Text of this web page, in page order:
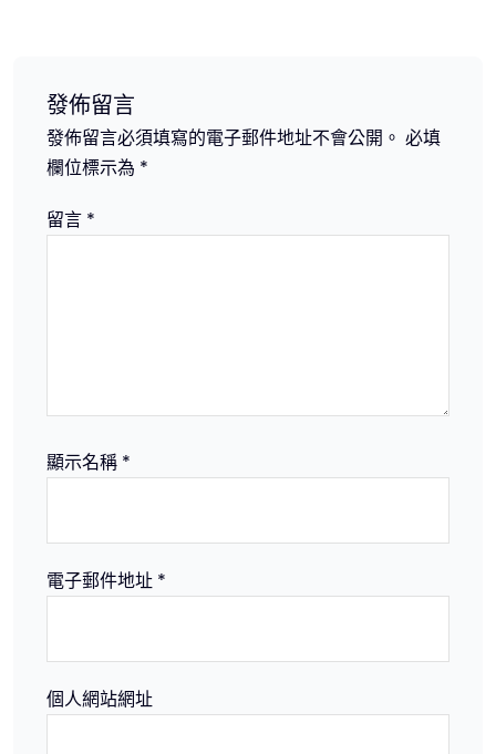
發佈留言
發佈留言必須填寫的電子郵件地址不會公開。 必填
欄位標示為 *
留言 *
顯示名稱 *
電子郵件地址 *
個人網站網址